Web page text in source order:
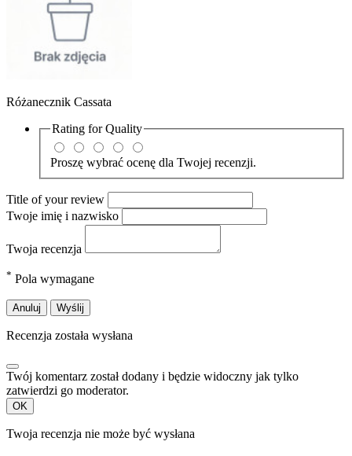
Różanecznik Cassata
Rating forQuality
Proszę wybrać ocenę dla Twojej recenzji.
Title of your review
Twoje imię i nazwisko
Twoja recenzja
* Pola wymagane
Anuluj Wyślij
Recenzja została wysłana
Twój komentarz został dodany i będzie widoczny jak tylko
zatwierdzi go moderator.
OK
Twoja recenzja nie może być wysłana